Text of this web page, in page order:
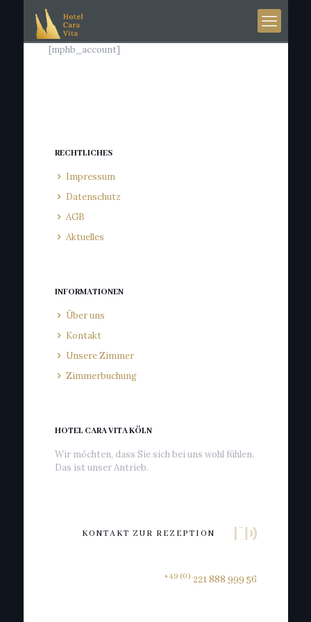
[mphb_account]
RECHTLICHES
Impressum
Datenschutz
AGB
Aktuelles
INFORMATIONEN
Über uns
Kontakt
Unsere Zimmer
Zimmerbuchung
HOTEL CARA VITA KÖLN
Wir möchten, dass Sie sich bei uns wohl fühlen.
Das ist unser Antrieb.
KONTAKT ZUR REZEPTION
+49 (0) 221 888 999 56